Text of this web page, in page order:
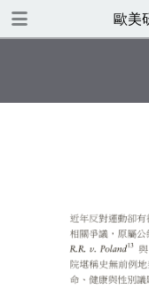
歐美
TABLE OF
專號序：人權法的跨